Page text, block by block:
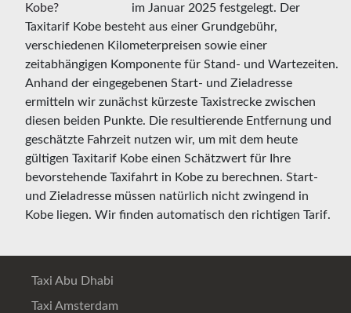
im Januar 2025 festgelegt. Der
Taxitarif Kobe besteht aus einer Grundgebühr,
verschiedenen Kilometerpreisen sowie einer
zeitabhängigen Komponente für Stand- und Wartezeiten.
Anhand der eingegebenen Start- und Zieladresse
ermitteln wir zunächst kürzeste Taxistrecke zwischen
diesen beiden Punkte. Die resultierende Entfernung und
geschätzte Fahrzeit nutzen wir, um mit dem heute
gültigen Taxitarif Kobe einen Schätzwert für Ihre
bevorstehende Taxifahrt in Kobe zu berechnen. Start-
und Zieladresse müssen natürlich nicht zwingend in
Kobe liegen. Wir finden automatisch den richtigen Tarif.
Taxi Abu Dhabi
Taxi Amsterdam